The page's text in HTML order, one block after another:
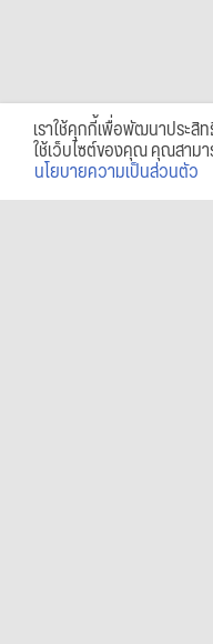
เราใช้คุกกี้เพื่อพัฒนาประสิ
ใช้เว็บไซต์ของคุณ คุณสาม
นโยบายความเป็นส่วนตัว